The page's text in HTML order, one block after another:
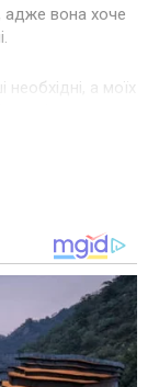
адже вона хоче
а моїх
так не
вона
більше не
з’їздити на